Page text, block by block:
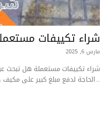
شراء تكييفات مستعملة
مارس 6, 2025
شراء تكييفات مستعملة هل تبحث
الحاجة لدفع مبلغ كبير على مكيف جديد؟ إذا كنت تفكر في شراء...